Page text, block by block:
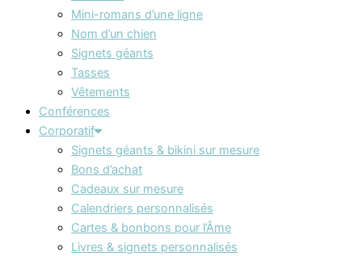
Mini-romans d’une ligne
Nom d’un chien
Signets géants
Tasses
Vêtements
Conférences
Corporatif
Signets géants & bikini sur mesure
Bons d’achat
Cadeaux sur mesure
Calendriers personnalisés
Cartes & bonbons pour l’Âme
Livres & signets personnalisés